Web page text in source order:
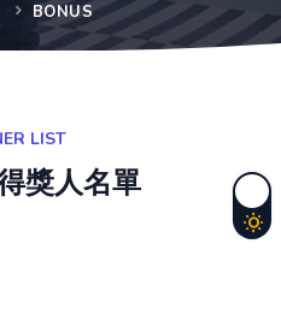
BONUS
LIST
獎人名單